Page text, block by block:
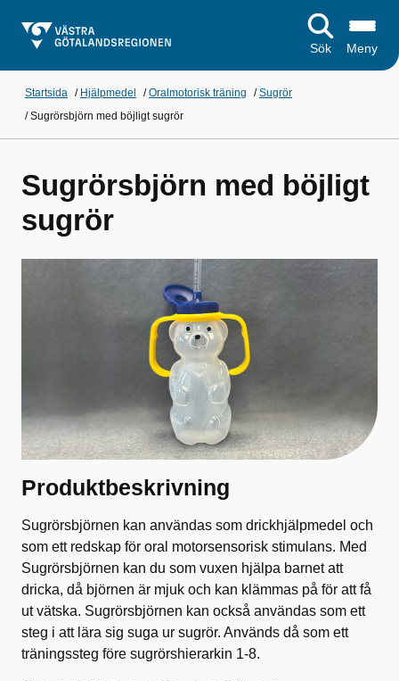
Sök Meny
Startsida / Hjälpmedel /Oralmotorisk träning /Sugrör
/Sugrörsbjörn med böjligt sugrör
Sugrörsbjörn med böjligt
sugrör
Produktbeskrivning
Sugrörsbjörnen kan användas som drickhjälpmedel och
som ett redskap för oral motorsensorisk stimulans. Med
Sugrörsbjörnen kan du som vuxen hjälpa barnet att
dricka, då björnen är mjuk och kan klämmas på för att få
ut vätska. Sugrörsbjörnen kan också användas som ett
steg i att lära sig suga ur sugrör. Används då som ett
träningssteg före sugrörshierarkin 1-8.